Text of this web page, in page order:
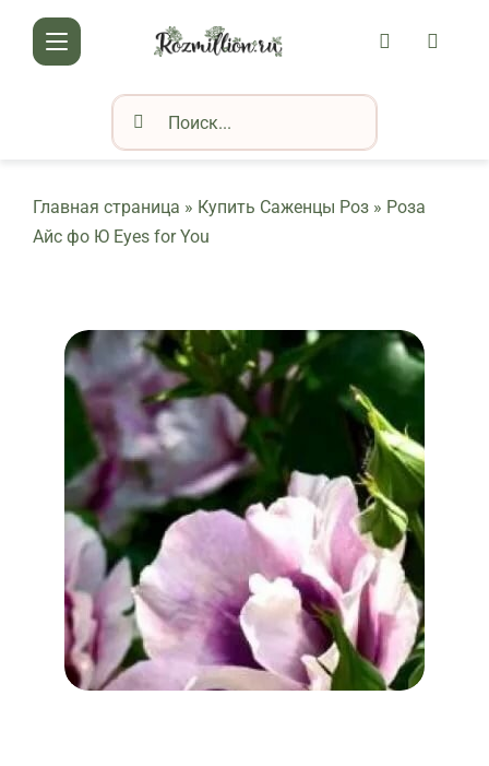
contentToggle
Navigation
ДОСТАВКА И ОПЛАТА
КЛУБ РОЗОВОДОВ
Результат
поиска:
АККАУНТ
Главная страница » Купить Саженцы Роз » Роза
Айс фо Ю Eyes for You